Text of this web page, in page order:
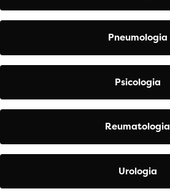
Pneumologia
Psicologia
Reumatologia
Urologia